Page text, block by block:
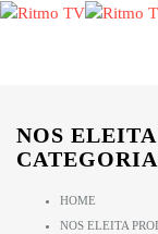
ALERTA:
NOS
HOME
NOS ELEITA